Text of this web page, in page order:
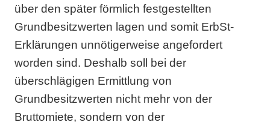
über den später förmlich festgestellten
Grundbesitzwerten lagen und somit ErbSt-
Erklärungen unnötigerweise angefordert
worden sind. Deshalb soll bei der
überschlägigen Ermittlung von
Grundbesitzwerten nicht mehr von der
Bruttomiete, sondern von der